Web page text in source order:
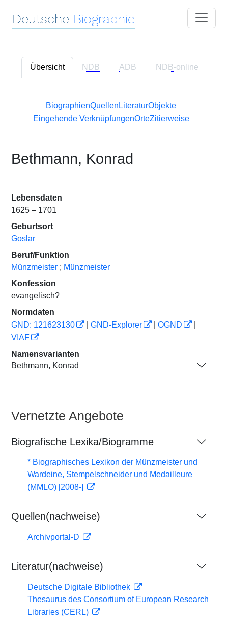
Deutsche Biographie
Übersicht NDB ADB NDB-online
BiographienQuellen LiteraturObjekte
Eingehende VerknüpfungenOrteZitierweise
Bethmann, Konrad
Lebensdaten
1625 – 1701
Geburtsort
Goslar
Beruf/Funktion
Münzmeister ; Münzmeister
Konfession
evangelisch?
Normdaten
GND: 121623130
GND-Explorer OGND
VIAF
Namensvarianten
Bethmann, Konrad
Vernetzte Angebote
Biografische Lexika/Biogramme
* Biographisches Lexikon der Münzmeister und
Wardeine, Stempelschneider und Medailleure
(MMLO) [2008-]
Quellen(nachweise)
Archivportal-D
Literatur(nachweise)
Deutsche Digitale Bibliothek
Thesaurus des Consortium of European Research
Libraries (CERL)